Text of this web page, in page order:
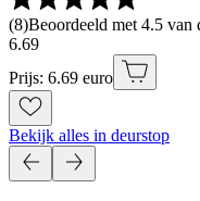
(8)Beoordeeld met 4.5 van
6.69
Prijs: 6.69 euro
Bekijk alles in deurstop